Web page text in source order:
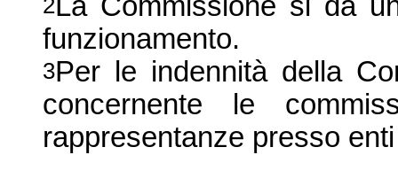
2La Commissione si dà
funzionamento.
3Per le indennità della
concernente le
rappresentanze presso